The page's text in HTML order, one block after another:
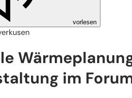
vorlesen
im